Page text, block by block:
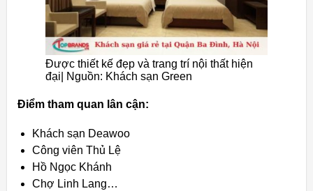
Được thiết kế đẹp và trang trí nội thất hiện
đại| Nguồn: Khách sạn Green
Điểm tham quan lân cận:
Khách sạn Deawoo
Công viên Thủ Lệ
Hồ Ngọc Khánh
Chợ Linh Lang…